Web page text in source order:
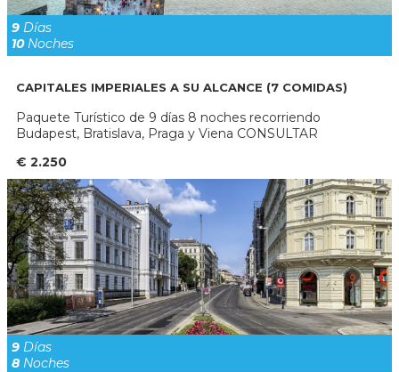
9 Días
10Noches
CAPITALES IMPERIALES A SU ALCANCE (7 COMIDAS)
Paquete Turístico de 9 días 8 noches recorriendo
Budapest, Bratislava, Praga y Viena CONSULTAR
€ 2.250
9 Días
8 Noches